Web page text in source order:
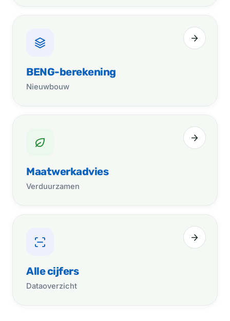
BENG-berekening
Nieuwbouw
Maatwerkadvies
Verduurzamen
Alle cijfers
Dataoverzicht